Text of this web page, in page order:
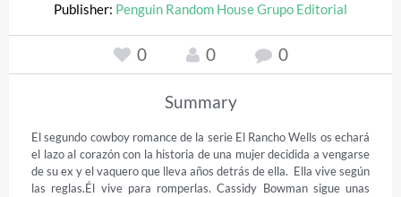
Publisher: Penguin Random House Grupo Editorial
0 0 0
Summary
El segundo cowboy romance de la serie El Rancho Wells os echará
el lazo al corazón con la historia de una mujer decidida a vengarse
de su ex y el vaquero que lleva años detrás de ella.  Ella vive según
las reglas.Él vive para romperlas. Cassidy Bowman sigue unas